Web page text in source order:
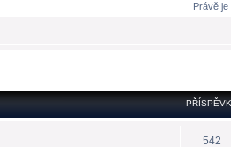
Právě
542